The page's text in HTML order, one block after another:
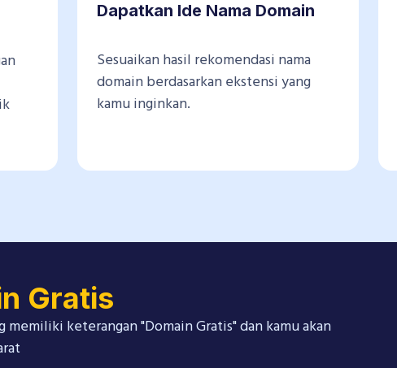
Dapatkan Ide Nama Domain
Sesuaikan hasil rekomendasi nama
domain berdasarkan ekstensi yang
kamu inginkan.
Gratis
keterangan "Domain Gratis" dan kamu akan